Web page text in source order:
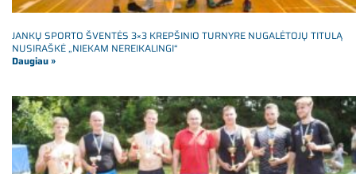
JANKŲ SPORTO ŠVENTĖS 3×3 KREPŠINIO TURNYRE NUGALĖTOJŲ TITULĄ
NUSIRAŠKĖ „NIEKAM NEREIKALINGI“
Daugiau »